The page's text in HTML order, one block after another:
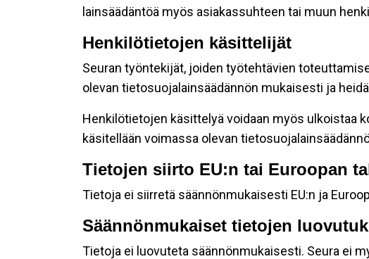
lainsäädäntöä myös asiakassuhteen tai muun
Henkilötietojen käsittelijät
Seuran työntekijät, joiden työtehtävien
olevan tietosuojalainsäädännön mukaisesti ja
Henkilötietojen käsittelyä voidaan myös ulkoistaa
käsitellään voimassa olevan
Tietojen siirto EU:n tai Euroopan
Tietoja ei siirretä säännönmukaisesti EU:n ja
Säännönmukaiset tietojen
Tietoja ei luovuteta säännönmukaisesti. Seura ei